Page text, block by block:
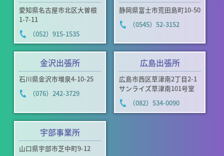
愛知県名古屋市北区大曽根
1-7-11
（052）915-1535
静岡県富士市荒田島町10-50
（0545）52-3152
金沢出張所
石川県金沢市増泉4-10-25
（076）242-3729
広島出張所
広島市西区草津南2丁目2-1
サンライズ草津南101号室
（082）534-0090
宇部事業所
山口県宇部市芝中町9-12